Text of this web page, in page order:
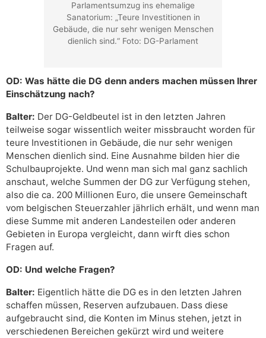
Parlamentsumzug ins ehemalige
Sanatorium: „Teure Investitionen in
Gebäude, die nur sehr wenigen Menschen
dienlich sind.“ Foto: DG-Parlament
OD: Was hätte die DG denn anders machen müssen Ihrer
Einschätzung nach?
Balter: Der DG-Geldbeutel ist in den letzten Jahren
teilweise sogar wissentlich weiter missbraucht worden für
teure Investitionen in Gebäude, die nur sehr wenigen
Menschen dienlich sind. Eine Ausnahme bilden hier die
Schulbauprojekte. Und wenn man sich mal ganz sachlich
anschaut, welche Summen der DG zur Verfügung stehen,
also die ca. 200 Millionen Euro, die unsere Gemeinschaft
vom belgischen Steuerzahler jährlich erhält, und wenn man
diese Summe mit anderen Landesteilen oder anderen
Gebieten in Europa vergleicht, dann wirft dies schon
Fragen auf.
OD: Und welche Fragen?
Balter: Eigentlich hätte die DG es in den letzten Jahren
schaffen müssen, Reserven aufzubauen. Dass diese
aufgebraucht sind, die Konten im Minus stehen, jetzt in
verschiedenen Bereichen gekürzt wird und weitere